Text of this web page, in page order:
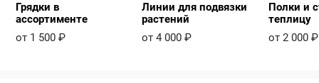
Грядки в
ассортименте
от 1 500 ₽
Линии для подвязки
растений
от 4 000 ₽
Полки и
теплицу
от 2 000 ₽